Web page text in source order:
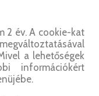
2 év. A cookie-kat
a lehetőségek
információkért